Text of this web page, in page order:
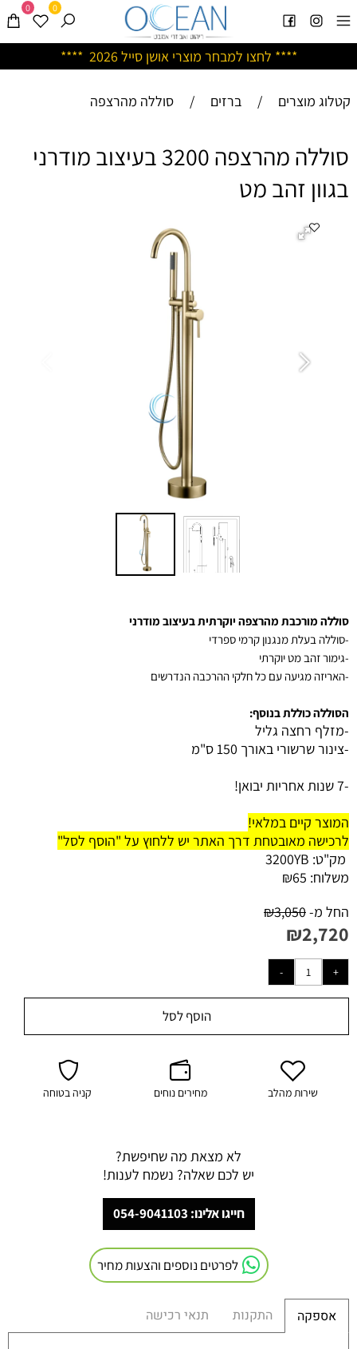
**** לחצו למבחר מוצרי אושן סייל 2026 ****
0 0
קטלוג מוצרים / ברזים / סוללה מהרצפה
סוללה מהרצפה 3200 בעיצוב מודרני
בגוון זהב מט
סוללה מורכבת מהרצפה יוקרתית בעיצוב מודרני
-סוללה בעלת מנגנון קרמי ספרדי
-גימור זהב מט יוקרתי
-האריזה מגיעה עם כל חלקי ההרכבה הנדרשים
הסוללה כוללת בנוסף:
-מזלף רחצה גליל
-צינור שרשורי באורך 150 ס"מ
-7 שנות אחריות יבואן!
המוצר קיים במלאי!
לרכישה מאובטחת דרך האתר יש ללחוץ על "הוסף לסל"
מק"ט: 3200YB
משלוח:
₪65
החל מ-
₪3,050
₪2,720
הוסף לסל
שירות מהלב מחירים נוחים קניה בטוחה
לא מצאת מה שחיפשת?
יש לכם שאלה? נשמח לענות!
חייגו אלינו: 054-9041103
לפרטים נוספים והצעות מחיר
אספקה התקנות תנאי רכישה